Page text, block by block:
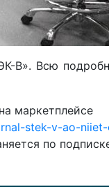
В». Всю
маркетплейсе
stek-v-ao-
по